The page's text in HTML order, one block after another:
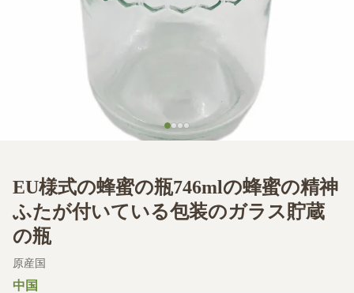
EU様式の蜂蜜の瓶746mlの蜂蜜の精神
ふたが付いている包装のガラス貯蔵
の瓶
原産国
中国